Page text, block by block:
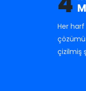
Her harf
çizilmiş